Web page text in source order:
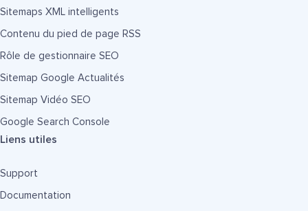
Sitemaps XML intelligents
Contenu du pied de page RSS
Rôle de gestionnaire SEO
Sitemap Google Actualités
Sitemap Vidéo SEO
Google Search Console
Liens utiles
Support
Documentation